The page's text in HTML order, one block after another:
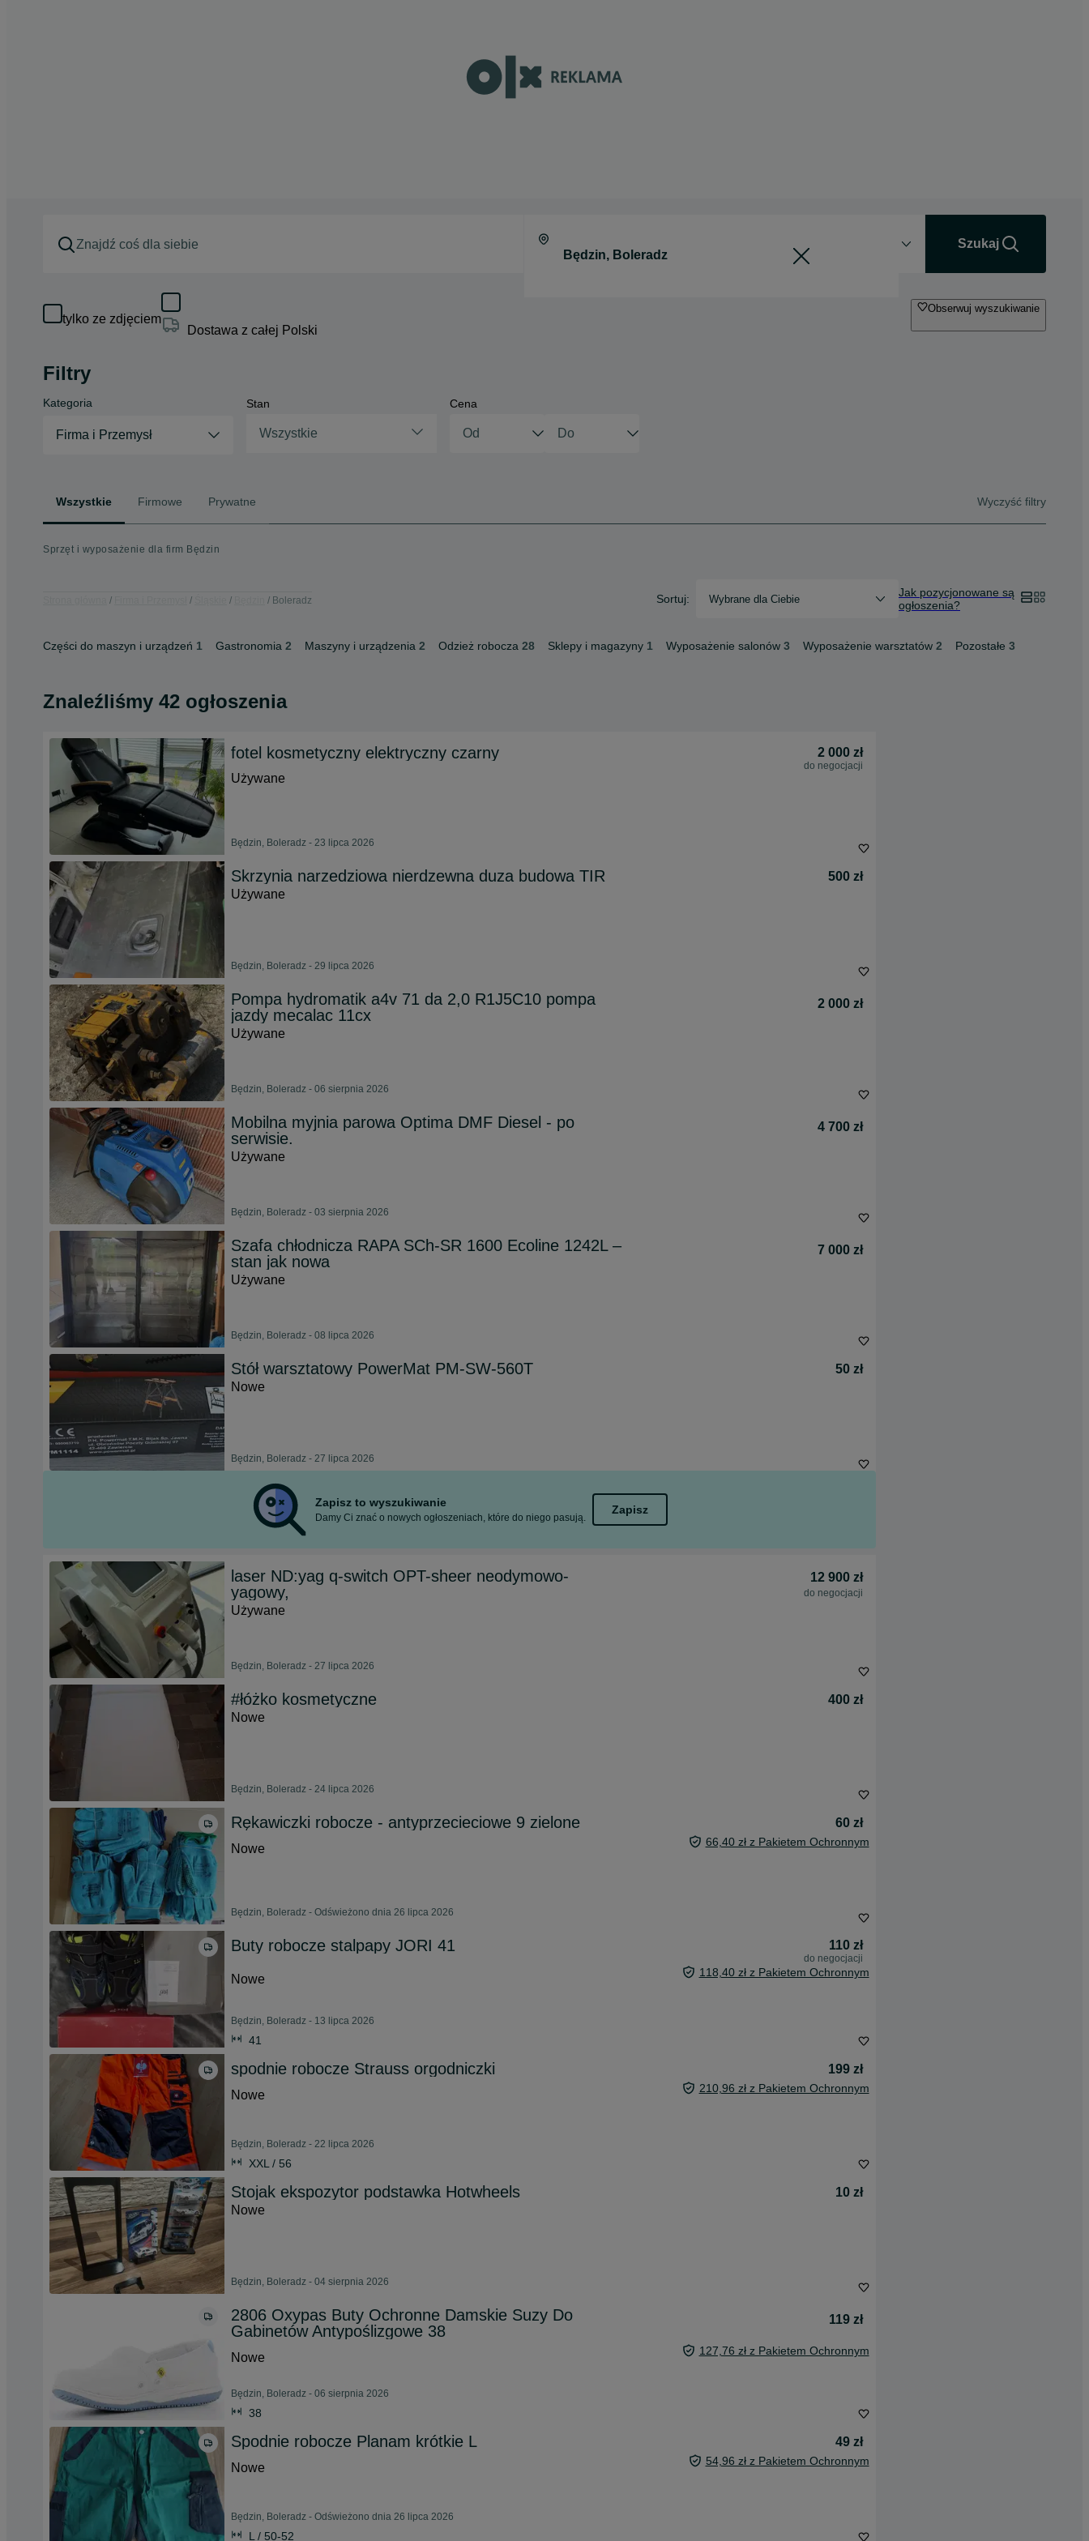
Szukaj
tylko ze zdjęciem
Dostawa z całej Polski
Obserwuj wyszukiwanie
Filtry
Kategoria
Firma i Przemysł
Stan
Wszystkie
Cena
Wszystkie Firmowe Prywatne Wyczyść filtry
Sprzęt i wyposażenie dla firm Będzin
Boleradz Sortuj: Wybrane dla Ciebie
Jak pozycjonowane są
ogłoszenia?
Części do maszyn i urządzeń 1 Gastronomia 2 Maszyny i urządzenia 2 Odzież robocza 28 Sklepy i magazyny 1 Wyposażenie salonów 3 Wyposażenie warsztatów 2 Pozostałe 3
Znaleźliśmy 42 ogłoszenia
fotel kosmetyczny elektryczny czarny 2 000 zł
do negocjacji
Używane
Będzin, Boleradz - 23 lipca 2026
Skrzynia narzedziowa nierdzewna duza budowa TIR
500 zł
Używane
Będzin, Boleradz - 29 lipca 2026
Pompa hydromatik a4v 71 da 2,0 R1J5C10 pompa
jazdy mecalac 11cx
2 000 zł
Używane
Będzin, Boleradz - 06 sierpnia 2026
Mobilna myjnia parowa Optima DMF Diesel - po
serwisie.
4 700 zł
Używane
Będzin, Boleradz - 03 sierpnia 2026
Szafa chłodnicza RAPA SCh-SR 1600 Ecoline 1242L –
stan jak nowa
7 000 zł
Używane
Będzin, Boleradz - 08 lipca 2026
Stół warsztatowy PowerMat PM-SW-560T
50 zł
Nowe
Będzin, Boleradz - 27 lipca 2026
Zapisz to wyszukiwanie
Damy Ci znać o nowych ogłoszeniach, które do niego pasują.
Zapisz
laser ND:yag q-switch OPT-sheer neodymowo-
yagowy,
12 900 zł
do negocjacji
Używane
Będzin, Boleradz - 27 lipca 2026
#łóżko kosmetyczne
400 zł
Nowe
Będzin, Boleradz - 24 lipca 2026
Rękawiczki robocze - antyprzecieciowe 9 zielone
60 zł
Nowe
66,40 zł z Pakietem Ochronnym
Będzin, Boleradz - Odświeżono dnia 26 lipca 2026
Buty robocze stalpapy JORI 41 110 zł
do negocjacji
Nowe 118,40 zł z Pakietem Ochronnym
Będzin, Boleradz - 13 lipca 2026
41
spodnie robocze Strauss orgodniczki
199 zł
Nowe
210,96 zł z Pakietem Ochronnym
Będzin, Boleradz - 22 lipca 2026
XXL / 56
Stojak ekspozytor podstawka Hotwheels
10 zł
Nowe
Będzin, Boleradz - 04 sierpnia 2026
2806 Oxypas Buty Ochronne Damskie Suzy Do
Gabinetów Antypoślizgowe 38
119 zł
Nowe 127,76 zł z Pakietem Ochronnym
Będzin, Boleradz - 06 sierpnia 2026
38
Spodnie robocze Planam krótkie L
49 zł
Nowe
54,96 zł z Pakietem Ochronnym
Będzin, Boleradz - Odświeżono dnia 26 lipca 2026
L / 50-52